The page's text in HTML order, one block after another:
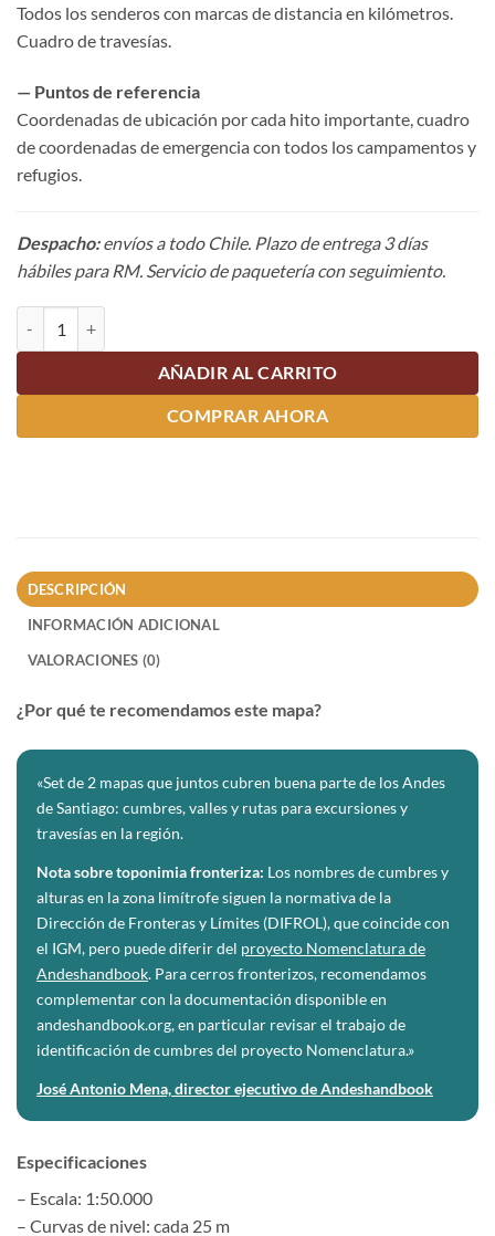
Todos los senderos con marcas de distancia en kilómetros.
Cuadro de travesías.
— Puntos de referencia
Coordenadas de ubicación por cada hito importante, cuadro
de coordenadas de emergencia con todos los campamentos y
refugios.
Despacho:envíos a todo Chile. Plazo de entrega 3 días
hábiles para RM. Servicio de paquetería con seguimiento.
AÑADIR AL CARRITO
COMPRAR AHORA
DESCRIPCIÓN
INFORMACIÓN ADICIONAL
VALORACIONES (0)
¿Por qué te recomendamos este mapa?
«Set de 2 mapas que juntos cubren buena parte de los Andes
de Santiago: cumbres, valles y rutas para excursiones y
travesías en la región.
Nota sobre toponimia fronteriza: Los nombres de cumbres y
alturas en la zona limítrofe siguen la normativa de la
Dirección de Fronteras y Límites (DIFROL), que coincide con
el IGM, pero puede diferir del proyecto Nomenclatura de
Andeshandbook. Para cerros fronterizos, recomendamos
complementar con la documentación disponible en
andeshandbook.org, en particular revisar el trabajo de
identificación de cumbres del proyecto Nomenclatura.»
José Antonio Mena, director ejecutivo de Andeshandbook
Especificaciones
– Escala: 1:50.000
– Curvas de nivel: cada 25 m